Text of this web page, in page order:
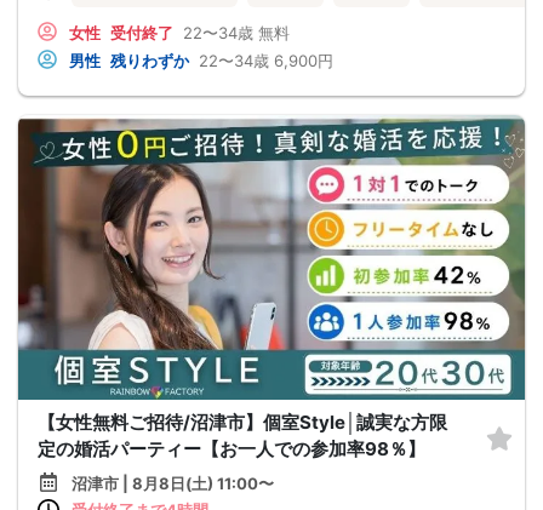
女性 受付終了 22〜34歳 無料
男性 残りわずか 22〜34歳 6,900円
【女性無料ご招待/沼津市】個室Style│誠実な方限
定の婚活パーティー【お一人での参加率98％】
沼津市 | 8月8日(土) 11:00〜